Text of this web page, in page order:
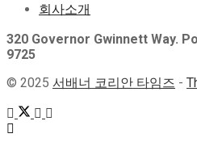
회사소개
320 Governor Gwinnett Way.
9725
© 2025 서배너 코리안 타임즈 -